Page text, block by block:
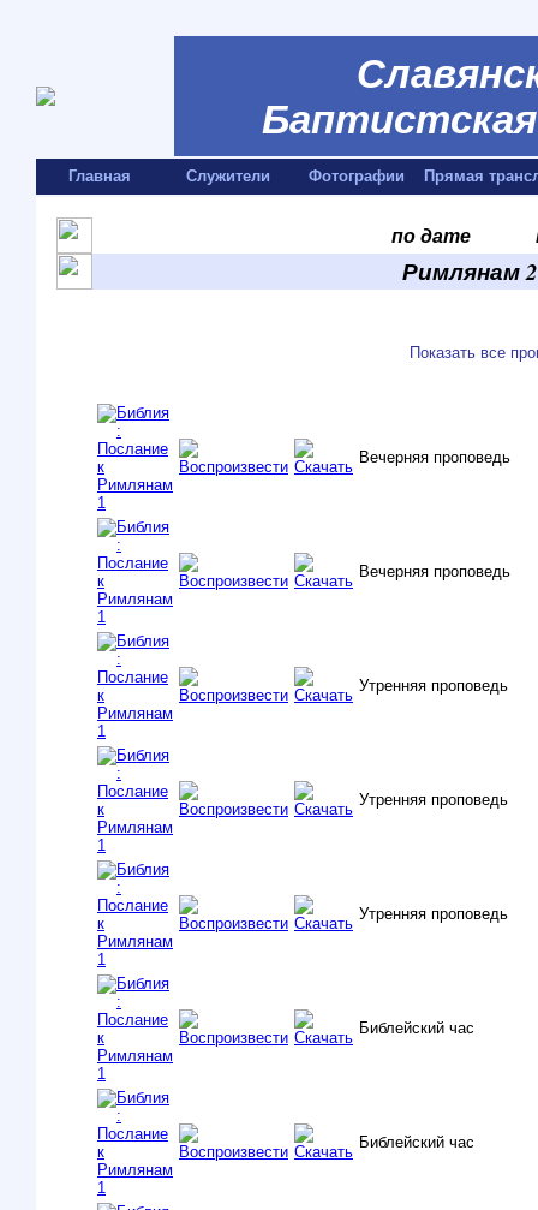
Главная Служители Фотографии Прямая
по дате
Римлянам
Показать все
Вечерняя проповедь
Вечерняя проповедь
Утренняя проповедь
Утренняя проповедь
Утренняя проповедь
Библейский час
Библейский час